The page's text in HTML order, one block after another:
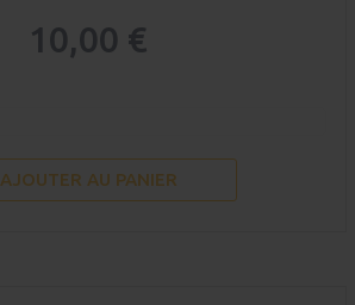
10,00 €
AJOUTER AU PANIER